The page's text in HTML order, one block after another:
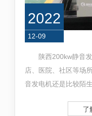
2022
12-09
陕西200kw静音
店、医院、社区等场
音发电机还是比较陌
静音发电机特点
了